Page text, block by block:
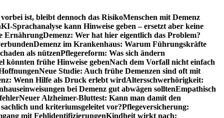
ist, bleibt dennoch das RisikoMenschen mit Demenz
KI-Sprachanalyse kann Hinweise geben – ersetzt aber keine
ErnährungDemenz: Wer hat hier eigentlich das Problem?
Demenz im Krankenhaus: Warum Führungskräfte
als nützenPflegereform: Was sich ändern
könnten frühe Hinweise gebenNach dem Vorfall nicht einfach
Neue Studie: Auch frühe Demenzen sind oft mit
Wenn Hilfe als Druck erlebt wirdAltersschwerhörigkeit:
bei Demenz gut abwägen solltenEmpathisch
Neuer Alzheimer-Bluttest: Kann man damit den
und kriteriumsgeleitet vor?Pflegeversicherung:
mit FehlidentifizierungenKindheit wirkt nach: